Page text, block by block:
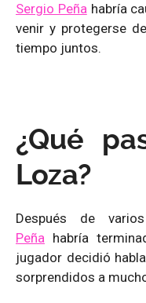
Sergio Peñahabría
venir y protegerse
tiempo juntos.
¿Qué
Loza?
Después de
Peña habría
jugador decidió
sorprendidos a